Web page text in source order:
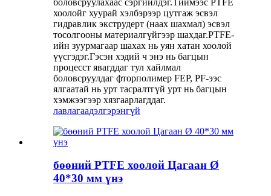
хоолойг хуурай хэлбэрээр цутгаж эсвэл
гидравлик экструдерт (наах шахмал) эсвэл
тосолгооны материалгүйгээр шахдаг.PTFE-
ийн зуурмагаар шахах нь уян хатан хоолой
үүсгэдэг.Гэсэн хэдий ч энэ нь багцын
процесст явагддаг тул хайлмал
боловсруулдаг фторполимер FEP, PF-ээс
ялгаатай нь урт тасралтгүй урт нь багцын
хэмжээгээр хязгаарлагддаг.
лавлагаадэлгэрэнгүй
бөөний PTFE хоолой Цагаан Ø
40*30 мм үнэ